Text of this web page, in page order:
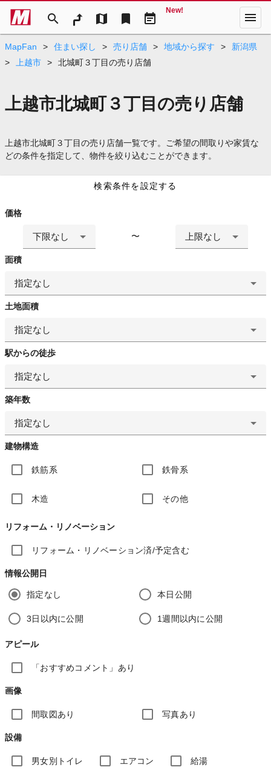
search map bookmark event_note
New! menu
MapFan > 住まい探し > 売り店舗 > 地域から探す >
新潟県
>
上越市 > 北城町３丁目の売り店舗
上越市北城町３丁目の売り店舗
上越市北城町３丁目の売り店舗一覧です。ご希望の間取りや家賃な
どの条件を指定して、物件を絞り込むことができます。
検索条件を設定する
価格
下限なし 〜 上限なし
面積
指定なし
土地面積
指定なし
駅からの徒歩
指定なし
築年数
指定なし
建物構造
鉄筋系 鉄骨系
木造 その他
リフォーム・リノベーション
リフォーム・リノベーション済/予定含む
情報公開日
指定なし 本日公開
3日以内に公開 1週間以内に公開
アピール
「おすすめコメント」あり
画像
間取図あり 写真あり
設備
男女別トイレ エアコン 給湯